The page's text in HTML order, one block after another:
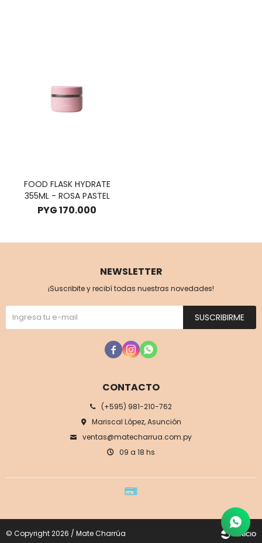
FOOD FLASK HYDRATE
355ML - ROSA PASTEL
PYG170.000
CONTACTO
(+595) 981-210-762
Mariscal López, Asunción
ventas@matecharrua.com.py
09 a 18 hs
NEWSLETTER
¡Suscribite y recibí todas nuestras novedades!
SUSCRIBIRME
  
© Copyright 2026 / Mate Charrúa